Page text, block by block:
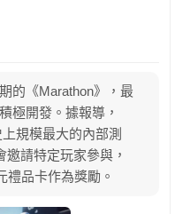
的《Marathon》，最
極開發。據報導，
規模最大的內部測
請特定玩家參與，
禮品卡作為獎勵。